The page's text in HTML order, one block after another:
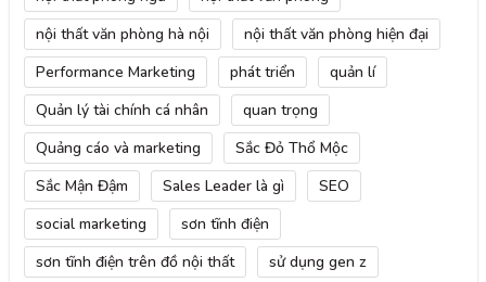
nội thất văn phòng hà nội
nội thất văn phòng hiện đại
Performance Marketing
phát triển
quản lí
Quản lý tài chính cá nhân
quan trọng
Quảng cáo và marketing
Sắc Đỏ Thổ Mộc
Sắc Mận Đậm
Sales Leader là gì
SEO
social marketing
sơn tĩnh điện
sơn tĩnh điện trên đồ nội thất
sử dụng gen z